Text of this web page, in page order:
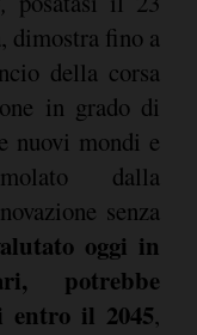
dimostra fino a
della corsa
in grado di
nuovi mondi e
dalla
senza
oggi in
potrebbe
entro il 2045,